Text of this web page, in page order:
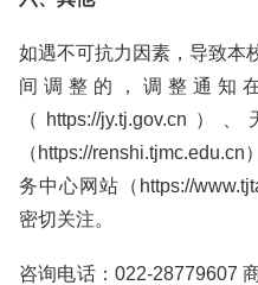
如遇不可抗力因素，导致本
间调整的，调整通知
（https://jy.tj.gov.cn
（https://
务中心网站（https://
密切关注。
咨询电话：022-28779607